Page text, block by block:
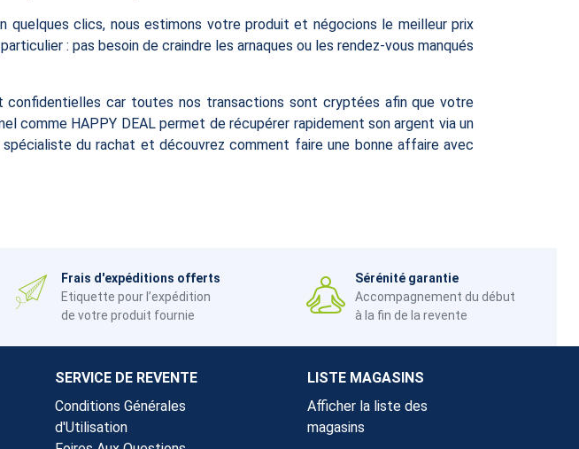
clics, nous estimons votre produit et négocions le meilleur prix
: pas besoin de craindre les arnaques ou les rendez-vous manqués
confidentielles car toutes nos transactions sont cryptées afin que votre
comme HAPPY DEAL permet de récupérer rapidement son argent via un
du rachat et découvrez comment faire une bonne affaire avec
Frais d'expéditions offerts
Etiquette pour l’expédition
de votre produit fournie
Sérénité garantie
Accompagnement du début
à la fin de la revente
SERVICE DE REVENTE
Conditions Générales
d'Utilisation
LISTE MAGASINS
Afficher la liste des
magasins